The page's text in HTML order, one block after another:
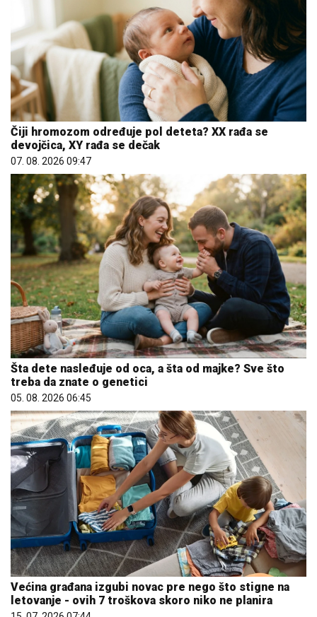
Čiji hromozom određuje pol deteta? XX rađa se
devojčica, XY rađa se dečak
07. 08. 2026 09:47
Šta dete nasleđuje od oca, a šta od majke? Sve što
treba da znate o genetici
05. 08. 2026 06:45
Većina građana izgubi novac pre nego što stigne na
letovanje - ovih 7 troškova skoro niko ne planira